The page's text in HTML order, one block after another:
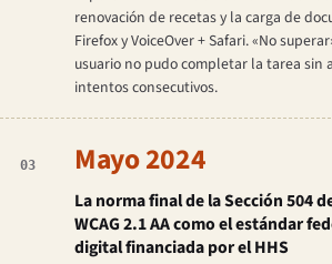
renovación de recetas y la carga de
Firefox y VoiceOver + Safari. «No
usuario no pudo completar la tarea sin
intentos consecutivos.
03 Mayo 2024
La norma final de la Sección 504
WCAG 2.1 AA como el estándar
digital financiada por el HHS